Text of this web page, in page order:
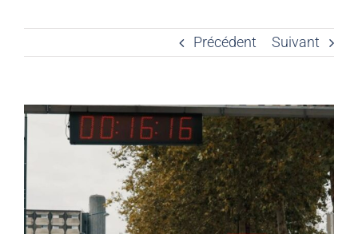
Précédent Suivant